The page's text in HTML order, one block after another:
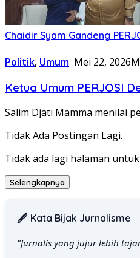
Chaidir Syam Gandeng
Politik, Umum Mei 22, 2026
Ketua Umum PERJOSI
Salim Djati Mamma menilai
Tidak Ada Postingan Lagi.
Tidak ada lagi halaman
Selengkapnya
🖋️ Kata Bijak Jurnalisme
"Jurnalis yang jujur lebih